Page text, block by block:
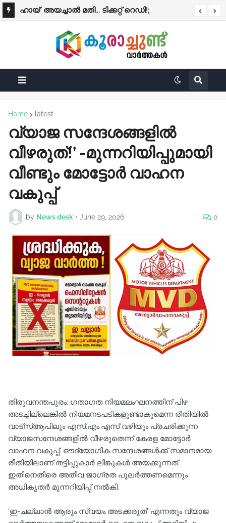
ഹായ്' അയച്ചാല്‍ മതി... ടിക്കറ്റ് റെഡി!;
ടിക്കറ്റിംഗ് ഇന്ന് മുതല്‍
Home latest
വ്യാജ സന്ദേശങ്ങളിൽ
വീഴരുത്!’ -മുന്നറിയിപ്പുമായി
വീണ്ടും മോട്ടോർ വാഹന
വകുപ്പ്
by News desk • June 29, 2026 0
തിരുവനന്തപുരം: ഗതാഗത നിയമലംഘനത്തിന് പിഴ
അടച്ചില്ലെങ്കിൽ നിയമനടപടികളുണ്ടാകുമെന്ന ​രീതിയിൽ
വാട്‌സ്ആപിലും എസ്.എം.എസ് വഴിയും പ്രചരിക്കുന്ന
വ്യാജസന്ദേശങ്ങളിൽ വീഴരുതെന്ന് കേരള മോട്ടോർ
വാഹന വകുപ്പ്. ഔദ്യോഗിക സന്ദേശങ്ങൾക്ക് സമാനമായ
രീതിയിലാണ് തട്ടിപ്പുകാർ ലിങ്കുകൾ അയക്കുന്നത്.
ഇതിനെതിരെ അതീവ ജാഗ്രത പുലർത്തണമെന്നും
അധികൃതർ മുന്നറിയിപ്പ് നൽകി.
‘ഇ-ചല്ലാൻ ആരും സ്വയം അടക്കരുത്’ എന്നതും വ്യാജ